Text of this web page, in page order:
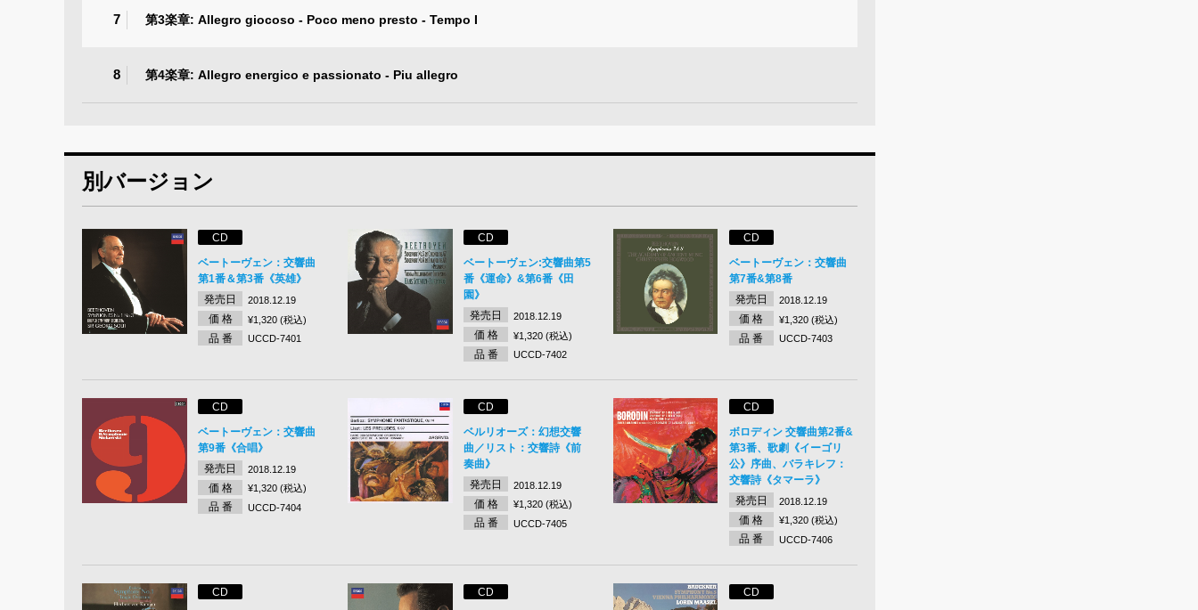
7 第3楽章: Allegro giocoso - Poco meno presto - Tempo I
8 第4楽章: Allegro energico e passionato - Piu allegro
別バージョン
CD
ベートーヴェン：交響曲
第1番＆第3番《英雄》
発売日
2018.12.19
価 格 ¥1,320 (税込)
品 番 UCCD-7401
CD
ベートーヴェン:交響曲第5
番《運命》&第6番《田
園》
発売日
2018.12.19
価 格 ¥1,320 (税込)
品 番 UCCD-7402
CD
ベートーヴェン：交響曲
第7番&第8番
発売日
2018.12.19
価 格 ¥1,320 (税込)
品 番 UCCD-7403
CD
ベートーヴェン：交響曲
第9番《合唱》
発売日
2018.12.19
価 格 ¥1,320 (税込)
品 番 UCCD-7404
CD
ベルリオーズ：幻想交響
曲／リスト：交響詩《前
奏曲》
発売日
2018.12.19
価 格 ¥1,320 (税込)
品 番 UCCD-7405
CD
ボロディン 交響曲第2番&
第3番、歌劇《イーゴリ
公》序曲、バラキレフ：
交響詩《タマーラ》
発売日
2018.12.19
価 格 ¥1,320 (税込)
品 番 UCCD-7406
CD
CD
CD